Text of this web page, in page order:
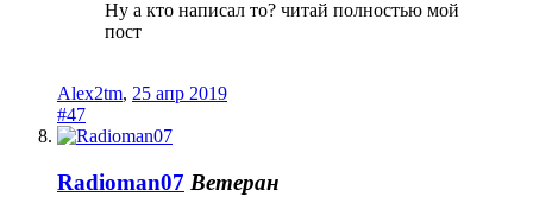
Ну а кто написал то? читай полностью мой
пост
Alex2tm, 25 апр 2019
#47
Radioman07 Ветеран